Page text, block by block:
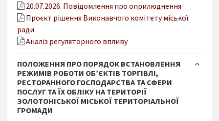
20.07.2026. Повідомлення про оприлюднення
Проєкт рішення Виконавчого комітету міської
ради
Аналіз регуляторного впливу
ПОЛОЖЕННЯ ПРО ПОРЯДОК ВСТАНОВЛЕННЯ
РЕЖИМІВ РОБОТИ ОБ’ЄКТІВ ТОРГІВЛІ,
РЕСТОРАННОГО ГОСПОДАРСТВА ТА СФЕРИ
ПОСЛУГ ТА ЇХ ОБЛІКУ НА ТЕРИТОРІЇ
ЗОЛОТОНІСЬКОЇ МІСЬКОЇ ТЕРИТОРІАЛЬНОЇ
ГРОМАДИ